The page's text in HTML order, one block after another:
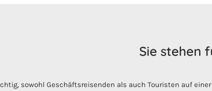
Sie stehen
sowohl Geschäftsreisenden als auch Touristen auf einer